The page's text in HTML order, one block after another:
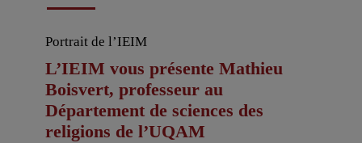
Portrait de l’IEIM
L’IEIM vous présente Mathieu
Boisvert, professeur au
Département de sciences des
religions de l’UQAM